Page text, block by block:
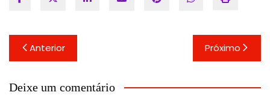
Navegação
de
Post
Anterior Próximo
Deixe um comentário